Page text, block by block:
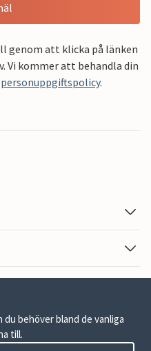
genom att klicka på länken
Vi kommer att behandla din
personuppgiftspolicy.
behöver bland de vanliga
till.